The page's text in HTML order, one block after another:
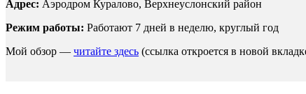
Адрес: Аэродром Куралово, Верхнеуслонский район
Режим работы: Работают 7 дней в неделю, круглый год
Мой обзор — читайте здесь (ссылка откроется в новой